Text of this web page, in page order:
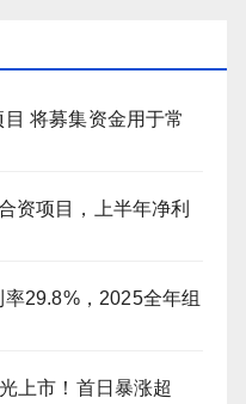
将募集资金用于常
资项目，上半年净利
29.8%，2025全年组
上市！首日暴涨超